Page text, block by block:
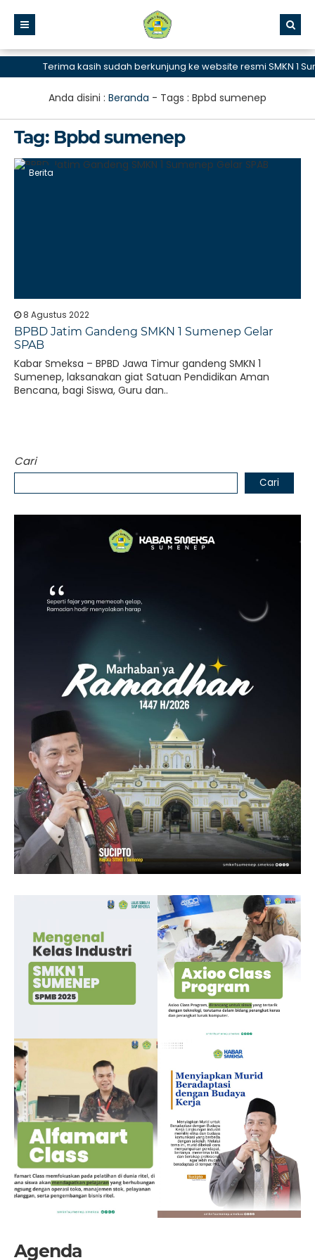
Terima kasih sudah berkunjung ke website resmi SMKN 1
Anda disini : Beranda - Tags : Bpbd sumenep
Tag: Bpbd sumenep
Berita
8 Agustus 2022
BPBD Jatim Gandeng SMKN 1 Sumenep Gelar
SPAB
Kabar Smeksa – BPBD Jawa Timur gandeng SMKN 1
Sumenep, laksanakan giat Satuan Pendidikan Aman
Bencana, bagi Siswa, Guru dan..
Cari
Cari
Agenda